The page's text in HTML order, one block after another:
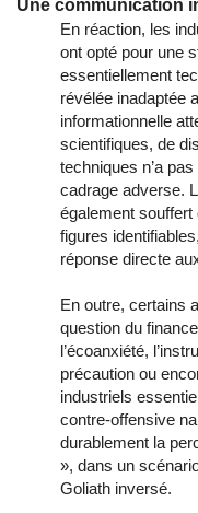
Une communication
En réaction, les
ont opté pour une
essentiellement
révélée inadaptée
informationnelle
scientifiques, de
techniques n’a
cadrage adverse.
également souffert
figures
réponse directe
En outre, certains
question du
l’écoanxiété,
précaution ou
industriels
contre-offensive
durablement la
», dans un
Goliath inversé.